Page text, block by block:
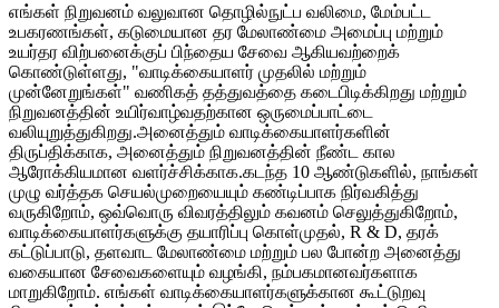
எங்கள் நிறுவனம் வலுவான தொழில்நுட்ப வலிமை, மேம்பட்ட
உபகரணங்கள், கடுமையான தர மேலாண்மை அமைப்பு மற்றும்
உயர்தர விற்பனைக்குப் பிந்தைய சேவை ஆகியவற்றைக்
கொண்டுள்ளது, "வாடிக்கையாளர் முதலில் மற்றும்
முன்னேறுங்கள்" வணிகத் தத்துவத்தை கடைபிடிக்கிறது மற்றும்
நிறுவனத்தின் உயிர்வாழ்வதற்கான ஒருமைப்பாட்டை
வலியுறுத்துகிறது.அனைத்தும் வாடிக்கையாளர்களின்
திருப்திக்காக, அனைத்தும் நிறுவனத்தின் நீண்ட கால
ஆரோக்கியமான வளர்ச்சிக்காக.கடந்த 10 ஆண்டுகளில், நாங்கள்
முழு வர்த்தக செயல்முறையையும் கண்டிப்பாக நிர்வகித்து
வருகிறோம், ஒவ்வொரு விவரத்திலும் கவனம் செலுத்துகிறோம்,
வாடிக்கையாளர்களுக்கு தயாரிப்பு கொள்முதல், R & D, தரக்
கட்டுப்பாடு, தளவாட மேலாண்மை மற்றும் பல போன்ற அனைத்து
வகையான சேவைகளையும் வழங்கி, நம்பகமானவர்களாக
மாறுகிறோம். எங்கள் வாடிக்கையாளர்களுக்கான கூட்டுறவு